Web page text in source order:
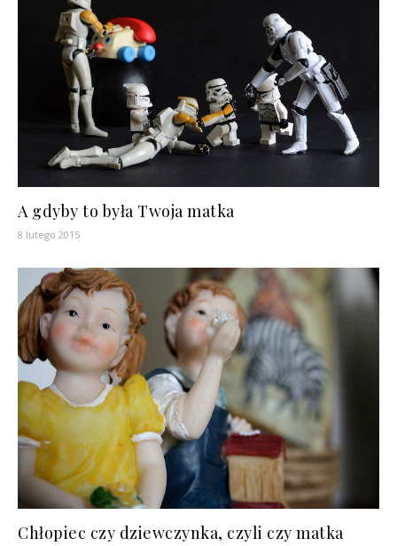
A gdyby to była Twoja matka
8 lutego 2015
Chłopiec czy dziewczynka, czyli czy matka